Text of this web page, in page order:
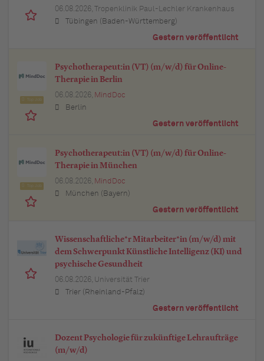
06.08.2026, Tropenklinik Paul-Lechler Krankenhaus
Tübingen (Baden-Württemberg)
Gestern veröffentlicht
Psychotherapeut:in (VT) (m/w/d) für Online-
Therapie in Berlin
06.08.2026, MindDoc
Berlin
Gestern veröffentlicht
Psychotherapeut:in (VT) (m/w/d) für Online-
Therapie in München
06.08.2026, MindDoc
München (Bayern)
Gestern veröffentlicht
Wissenschaftliche*r Mitarbeiter*in (m/w/d) mit
dem Schwerpunkt Künstliche Intelligenz (KI) und
psychische Gesundheit
06.08.2026, Universität Trier
Trier (Rheinland-Pfalz)
Gestern veröffentlicht
Dozent Psychologie für zukünftige Lehraufträge
(m/w/d)